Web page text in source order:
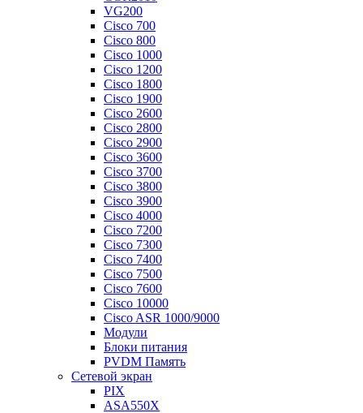
VG200
Cisco 700
Cisco 800
Cisco 1000
Cisco 1200
Cisco 1800
Cisco 1900
Cisco 2600
Cisco 2800
Cisco 2900
Cisco 3600
Cisco 3700
Cisco 3800
Cisco 3900
Cisco 4000
Cisco 7200
Cisco 7300
Cisco 7400
Cisco 7500
Cisco 7600
Cisco 10000
Cisco ASR 1000/9000
Модули
Блоки питания
PVDM Память
Сетевой экран
PIX
ASA550X